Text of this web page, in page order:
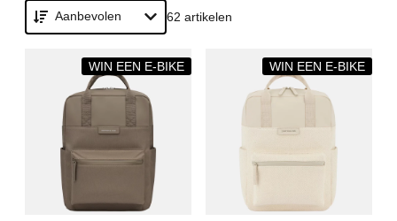
Aanbevolen 62 artikelen
WIN EEN E-BIKE WIN EEN E-BIKE